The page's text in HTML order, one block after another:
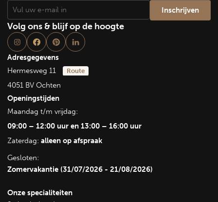
Volg ons & blijf op de hoogte
Adresgegevens
Hermesweg 11
Route
4051 BV Ochten
Openingstijden
Maandag t/m vrijdag:
09:00 – 12:00 uur en 13:00 – 16:00 uur
Zaterdag: alleen op afspraak
Gesloten:
Zomervakantie (31/07/2026 - 21/08/2026)
Onze specialiteiten